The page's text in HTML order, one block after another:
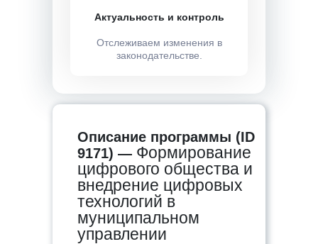
Актуальность и контроль
Отслеживаем изменения в
законодательстве.
Описание программы (ID
9171) — Формирование
цифрового общества и
внедрение цифровых
технологий в
муниципальном
управлении